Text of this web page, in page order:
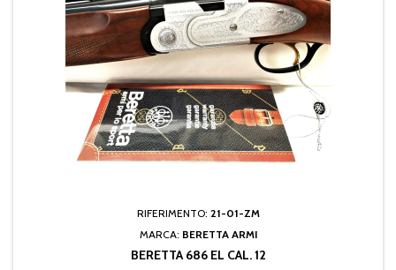
RIFERIMENTO: 21-01-ZM
MARCA: BERETTA ARMI
BERETTA 686 EL CAL. 12